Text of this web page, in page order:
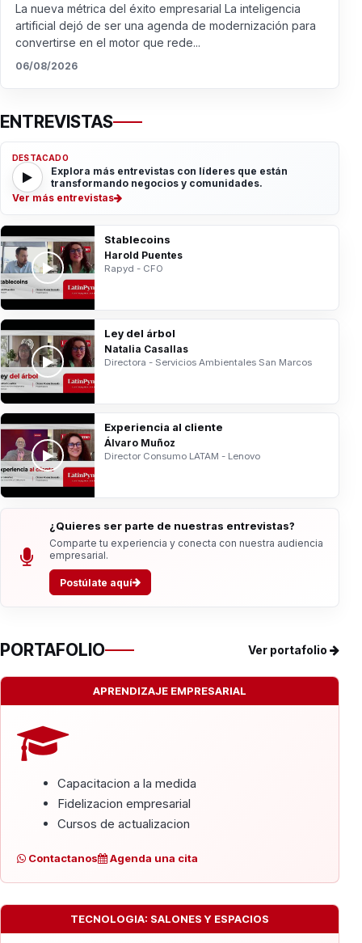
La nueva métrica del éxito empresarial La inteligencia
artificial dejó de ser una agenda de modernización para
convertirse en el motor que rede...
06/08/2026
ENTREVISTAS
DESTACADO
Explora más entrevistas con líderes que están
transformando negocios y comunidades.
Ver más entrevistas
Stablecoins
Harold Puentes
Rapyd - CFO
Ley del árbol
Natalia Casallas
Directora - Servicios Ambientales San Marcos
Experiencia al cliente
Álvaro Muñoz
Director Consumo LATAM - Lenovo
¿Quieres ser parte de nuestras entrevistas?
Comparte tu experiencia y conecta con nuestra audiencia
empresarial.
Postúlate aquí
PORTAFOLIO Ver portafolio
APRENDIZAJE EMPRESARIAL
Capacitacion a la medida
Fidelizacion empresarial
Cursos de actualizacion
Contactanos Agenda una cita
TECNOLOGIA: SALONES Y ESPACIOS